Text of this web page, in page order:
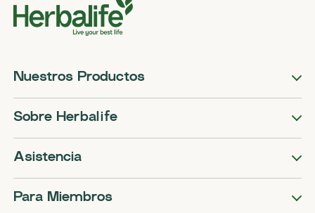
Nuestros Productos
Sobre Herbalife
Asistencia
Para Miembros